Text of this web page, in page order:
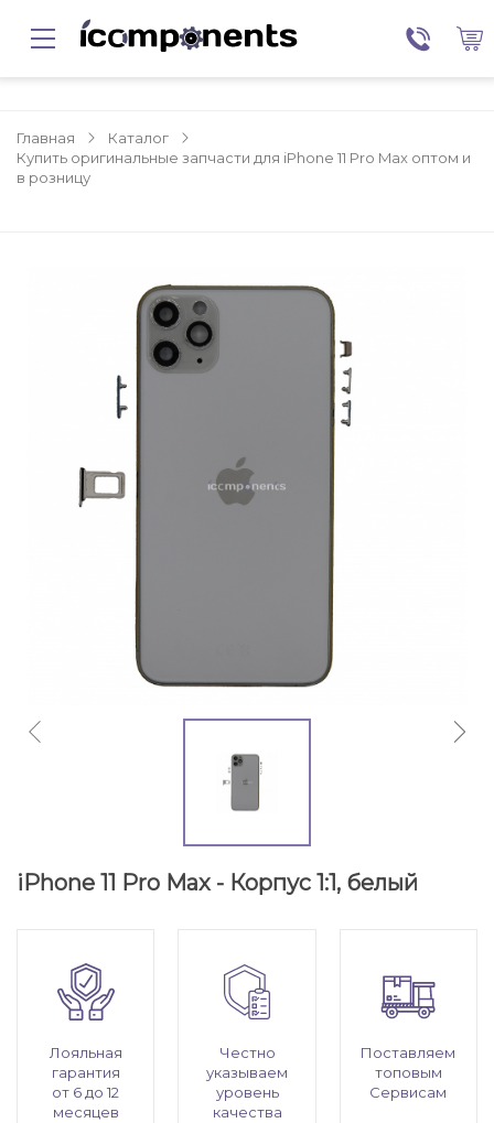
Главная
Каталог
Купить оригинальные запчасти для iPhone 11 Pro Max оптом и
в розницу
iPhone 11 Pro Max - Корпус 1:1, белый
Лояльная
гарантия
от 6 до 12
месяцев
Честно
указываем
уровень
качества
Поставляем
топовым
Сервисам